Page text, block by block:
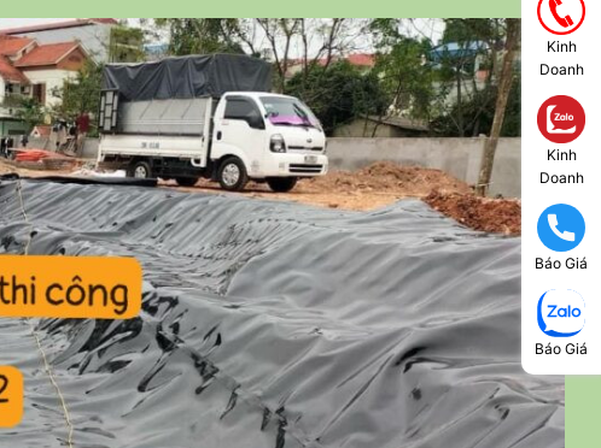
Kinh
Doanh
Kinh
Doanh
Báo Giá
Báo Giá